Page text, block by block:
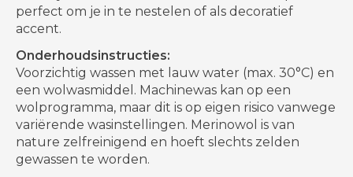
perfect om je in te nestelen of als decoratief
accent.
Onderhoudsinstructies:
Voorzichtig wassen met lauw water (max. 30°C) en
een wolwasmiddel. Machinewas kan op een
wolprogramma, maar dit is op eigen risico vanwege
variërende wasinstellingen. Merinowol is van
nature zelfreinigend en hoeft slechts zelden
gewassen te worden.